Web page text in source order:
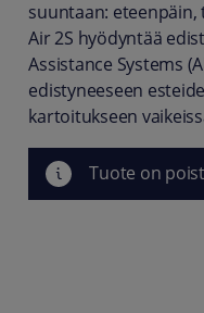
suuntaan: eteenpäin,
Air 2S hyödyntää
Assistance Systems
edistyneeseen
kartoitukseen
Tuote on